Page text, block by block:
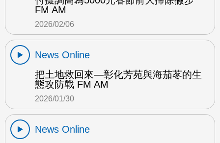
FM AM
2026/02/06
News Online
把土地救回來—彰化芳苑與海茄苳的生
態攻防戰 FM AM
2026/01/30
News Online